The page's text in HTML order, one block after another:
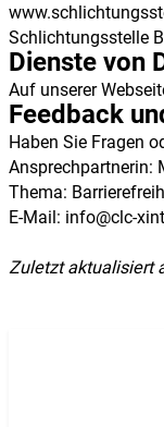
Schlichtungsstelle
Dienste von
Auf unserer
Feedback
Haben Sie Fragen
Ansprechpartnerin:
Thema:
E-Mail: info@clc-
Zuletzt aktualisiert